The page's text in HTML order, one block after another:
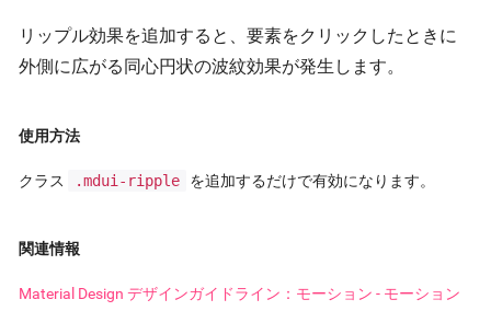
リップル効果を追加すると、要素をクリックしたときに
外側に広がる同心円状の波紋効果が発生します。
使用方法
クラス .mdui-ripple を追加するだけで有効になります。
関連情報
Material Design デザインガイドライン：モーション - モーション